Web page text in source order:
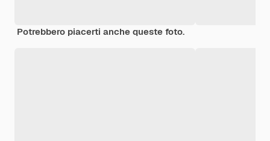
Potrebbero piacerti anche queste foto.